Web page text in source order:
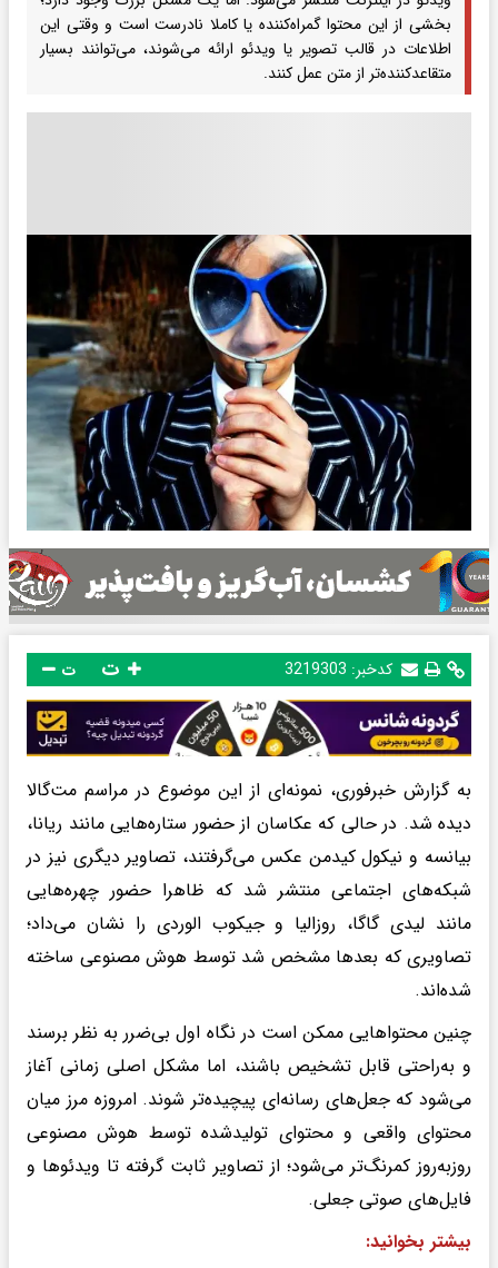
بخشی از این محتوا گمراه‌کننده یا کاملا نادرست است و وقتی این
اطلاعات در قالب تصویر یا ویدئو ارائه می‌شوند، می‌توانند بسیار
متقاعدکننده‌تر از متن عمل کنند.
کدخبر: 3219303 ت
به گزارش خبرفوری، نمونه‌ای از این موضوع در مراسم مت‌گالا
دیده شد. در حالی که عکاسان از حضور ستاره‌هایی مانند ریانا،
بیانسه و نیکول کیدمن عکس می‌گرفتند، تصاویر دیگری نیز در
شبکه‌های اجتماعی منتشر شد که ظاهرا حضور چهره‌هایی
مانند لیدی گاگا، روزالیا و جیکوب الوردی را نشان می‌داد؛
تصاویری که بعدها مشخص شد توسط هوش مصنوعی ساخته
شده‌اند.
چنین محتواهایی ممکن است در نگاه اول بی‌ضرر به نظر برسند
و به‌راحتی قابل تشخیص باشند، اما مشکل اصلی زمانی آغاز
می‌شود که جعل‌های رسانه‌ای پیچیده‌تر شوند. امروزه مرز میان
محتوای واقعی و محتوای تولیدشده توسط هوش مصنوعی
روزبه‌روز کمرنگ‌تر می‌شود؛ از تصاویر ثابت گرفته تا ویدئوها و
فایل‌های صوتی جعلی.
بیشتر بخوانید: